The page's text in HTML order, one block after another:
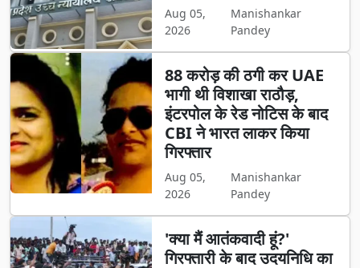
Aug 05,
2026
Manishankar
Pandey
88 करोड़ की ठगी कर UAE
भागी थी विशाखा राठौड़,
इंटरपोल के रेड नोटिस के बाद
CBI ने भारत लाकर किया
गिरफ्तार
Aug 05,
2026
Manishankar
Pandey
'क्या मैं आतंकवादी हूं?'
गिरफ्तारी के बाद उदयनिधि का